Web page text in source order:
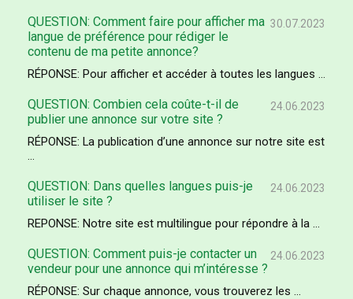
30.07.2023
QUESTION: Comment faire pour afficher ma
langue de préférence pour rédiger le
contenu de ma petite annonce?
RÉPONSE: Pour afficher et accéder à toutes les langues ...
24.06.2023
QUESTION: Combien cela coûte-t-il de
publier une annonce sur votre site ?
RÉPONSE: La publication d’une annonce sur notre site est
...
24.06.2023
QUESTION: Dans quelles langues puis-je
utiliser le site ?
REPONSE: Notre site est multilingue pour répondre à la ...
24.06.2023
QUESTION: Comment puis-je contacter un
vendeur pour une annonce qui m’intéresse ?
RÉPONSE: Sur chaque annonce, vous trouverez les ...